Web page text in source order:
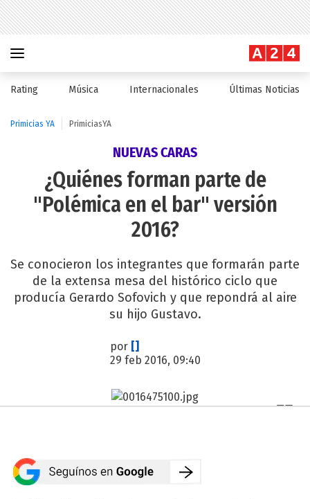
Rating Música Internacionales Últimas Noticias
Primicias YA PrimiciasYA
NUEVAS CARAS
¿Quiénes forman parte de
"Polémica en el bar" versión
2016?
Se conocieron los integrantes que formarán parte
de la extensa mesa del histórico ciclo que
producía Gerardo Sofovich y que repondrá al aire
su hijo Gustavo.
por []
29 feb 2016, 09:40